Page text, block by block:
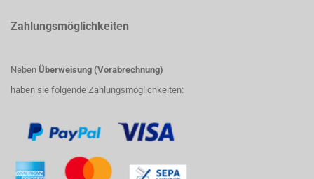
Zahlungsmöglichkeiten
Neben Überweisung (Vorabrechnung)
haben sie folgende Zahlungsmöglichkeiten: